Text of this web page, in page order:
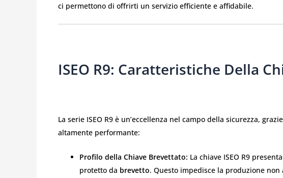
ci permettono di offrirti un servizio efficiente e affidabile.
ISEO R9: Caratteristiche Della
La serie ISEO R9 è un’eccellenza nel campo della sicurezza,
altamente performante:
Profilo della Chiave Brevettato: La chiave ISEO R9
protetto da brevetto. Questo impedisce la produzione